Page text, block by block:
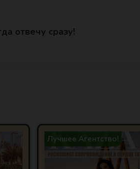
отвечу сразу!
Лучшее Агентство!